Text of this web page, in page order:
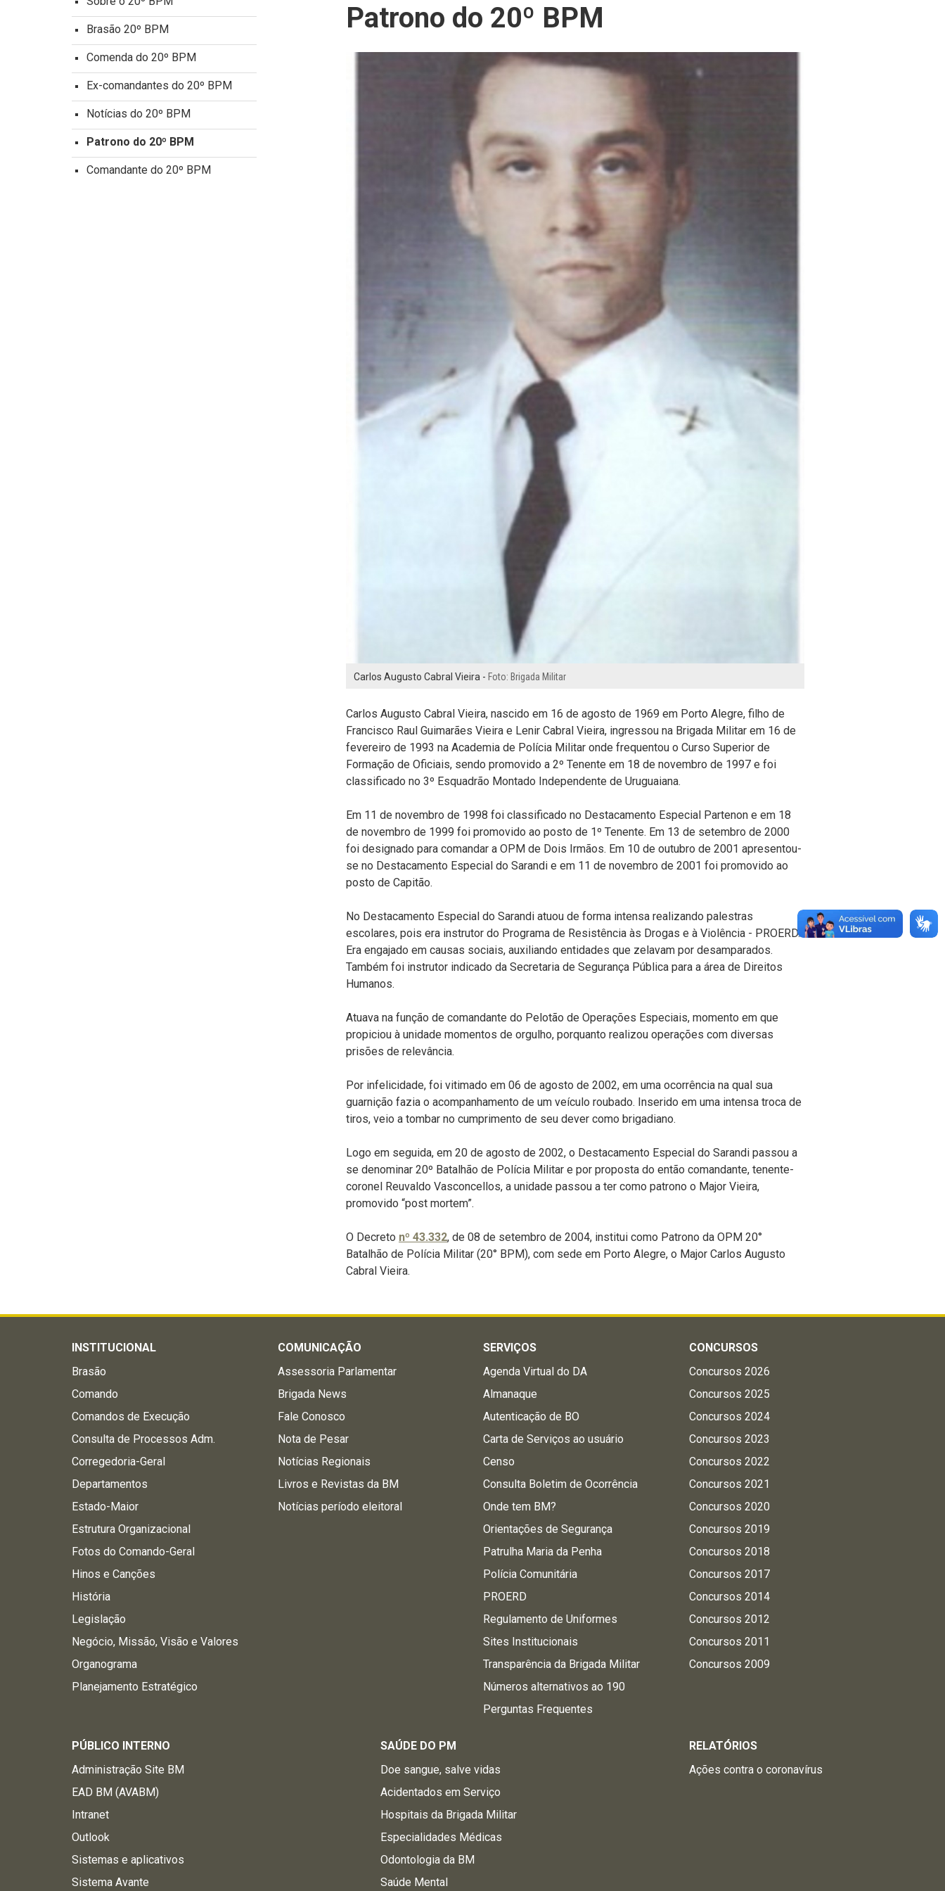
Patrono do 20º BPM
Carlos Augusto Cabral Vieira - Foto: Brigada Militar
Carlos Augusto Cabral Vieira, nascido em 16 de agosto de 1969 em Porto Alegre, filho de
Francisco Raul Guimarães Vieira e Lenir Cabral Vieira, ingressou na Brigada Militar em 16 de
fevereiro de 1993 na Academia de Polícia Militar onde frequentou o Curso Superior de
Formação de Oficiais, sendo promovido a 2º Tenente em 18 de novembro de 1997 e foi
classificado no 3º Esquadrão Montado Independente de Uruguaiana.
Em 11 de novembro de 1998 foi classificado no Destacamento Especial Partenon e em 18
de novembro de 1999 foi promovido ao posto de 1º Tenente. Em 13 de setembro de 2000
foi designado para comandar a OPM de Dois Irmãos. Em 10 de outubro de 2001 apresentou-
se no Destacamento Especial do Sarandi e em 11 de novembro de 2001 foi promovido ao
posto de Capitão.
No Destacamento Especial do Sarandi atuou de forma intensa realizando palestras
escolares, pois era instrutor do Programa de Resistência às Drogas e à Violência - PROERD.
Era engajado em causas sociais, auxiliando entidades que zelavam por desamparados.
Também foi instrutor indicado da Secretaria de Segurança Pública para a área de Direitos
Humanos.
Atuava na função de comandante do Pelotão de Operações Especiais, momento em que
propiciou à unidade momentos de orgulho, porquanto realizou operações com diversas
prisões de relevância.
Por infelicidade, foi vitimado em 06 de agosto de 2002, em uma ocorrência na qual sua
guarnição fazia o acompanhamento de um veículo roubado. Inserido em uma intensa troca de
tiros, veio a tombar no cumprimento de seu dever como brigadiano.
Logo em seguida, em 20 de agosto de 2002, o Destacamento Especial do Sarandi passou a
se denominar 20º Batalhão de Polícia Militar e por proposta do então comandante, tenente-
coronel Reuvaldo Vasconcellos, a unidade passou a ter como patrono o Major Vieira,
promovido “post mortem”.
O Decreto nº 43.332, de 08 de setembro de 2004, institui como Patrono da OPM 20°
Batalhão de Polícia Militar (20° BPM), com sede em Porto Alegre, o Major Carlos Augusto
Cabral Vieira.
Brasão 20º BPM
Comenda do 20º BPM
Ex-comandantes do 20º BPM
Notícias do 20º BPM
Patrono do 20º BPM
Comandante do 20º BPM
INSTITUCIONAL
Brasão
Comando
Comandos de Execução
Consulta de Processos Adm.
Corregedoria-Geral
Departamentos
Estado-Maior
Estrutura Organizacional
Fotos do Comando-Geral
Hinos e Canções
História
Legislação
Negócio, Missão, Visão e Valores
Organograma
Planejamento Estratégico
COMUNICAÇÃO
Assessoria Parlamentar
Brigada News
Fale Conosco
Nota de Pesar
Notícias Regionais
Livros e Revistas da BM
Notícias período eleitoral
SERVIÇOS
Agenda Virtual do DA
Almanaque
Autenticação de BO
Carta de Serviços ao usuário
Censo
Consulta Boletim de Ocorrência
Onde tem BM?
Orientações de Segurança
Patrulha Maria da Penha
Polícia Comunitária
PROERD
Regulamento de Uniformes
Sites Institucionais
Transparência da Brigada Militar
Números alternativos ao 190
Perguntas Frequentes
CONCURSOS
Concursos 2026
Concursos 2025
Concursos 2024
Concursos 2023
Concursos 2022
Concursos 2021
Concursos 2020
Concursos 2019
Concursos 2018
Concursos 2017
Concursos 2014
Concursos 2012
Concursos 2011
Concursos 2009
PÚBLICO INTERNO
Administração Site BM
EAD BM (AVABM)
Intranet
Outlook
Sistemas e aplicativos
Sistema Avante
SAÚDE DO PM
Doe sangue, salve vidas
Acidentados em Serviço
Hospitais da Brigada Militar
Especialidades Médicas
Odontologia da BM
Saúde Mental
RELATÓRIOS
Ações contra o coronavírus